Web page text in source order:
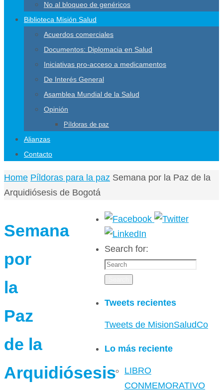
No al bloqueo de genéricos
Biblioteca Misión Salud
Acuerdos comerciales
Documentos: Diplomacia en Salud
Iniciativas pro-acceso a medicamentos
De Interés General
Asamblea Mundial de la Salud
Opinión
Píldoras de paz
Alianzas
Contacto
Home Píldoras para la paz Semana por la Paz de la
Arquidiósesis de Bogotá
Semana
por
la
Paz
de la
Arquidiósesis
Search for:
Tweets recientes
Tweets de MisionSaludCo
Lo más reciente
LIBRO
CONMEMORATIVO